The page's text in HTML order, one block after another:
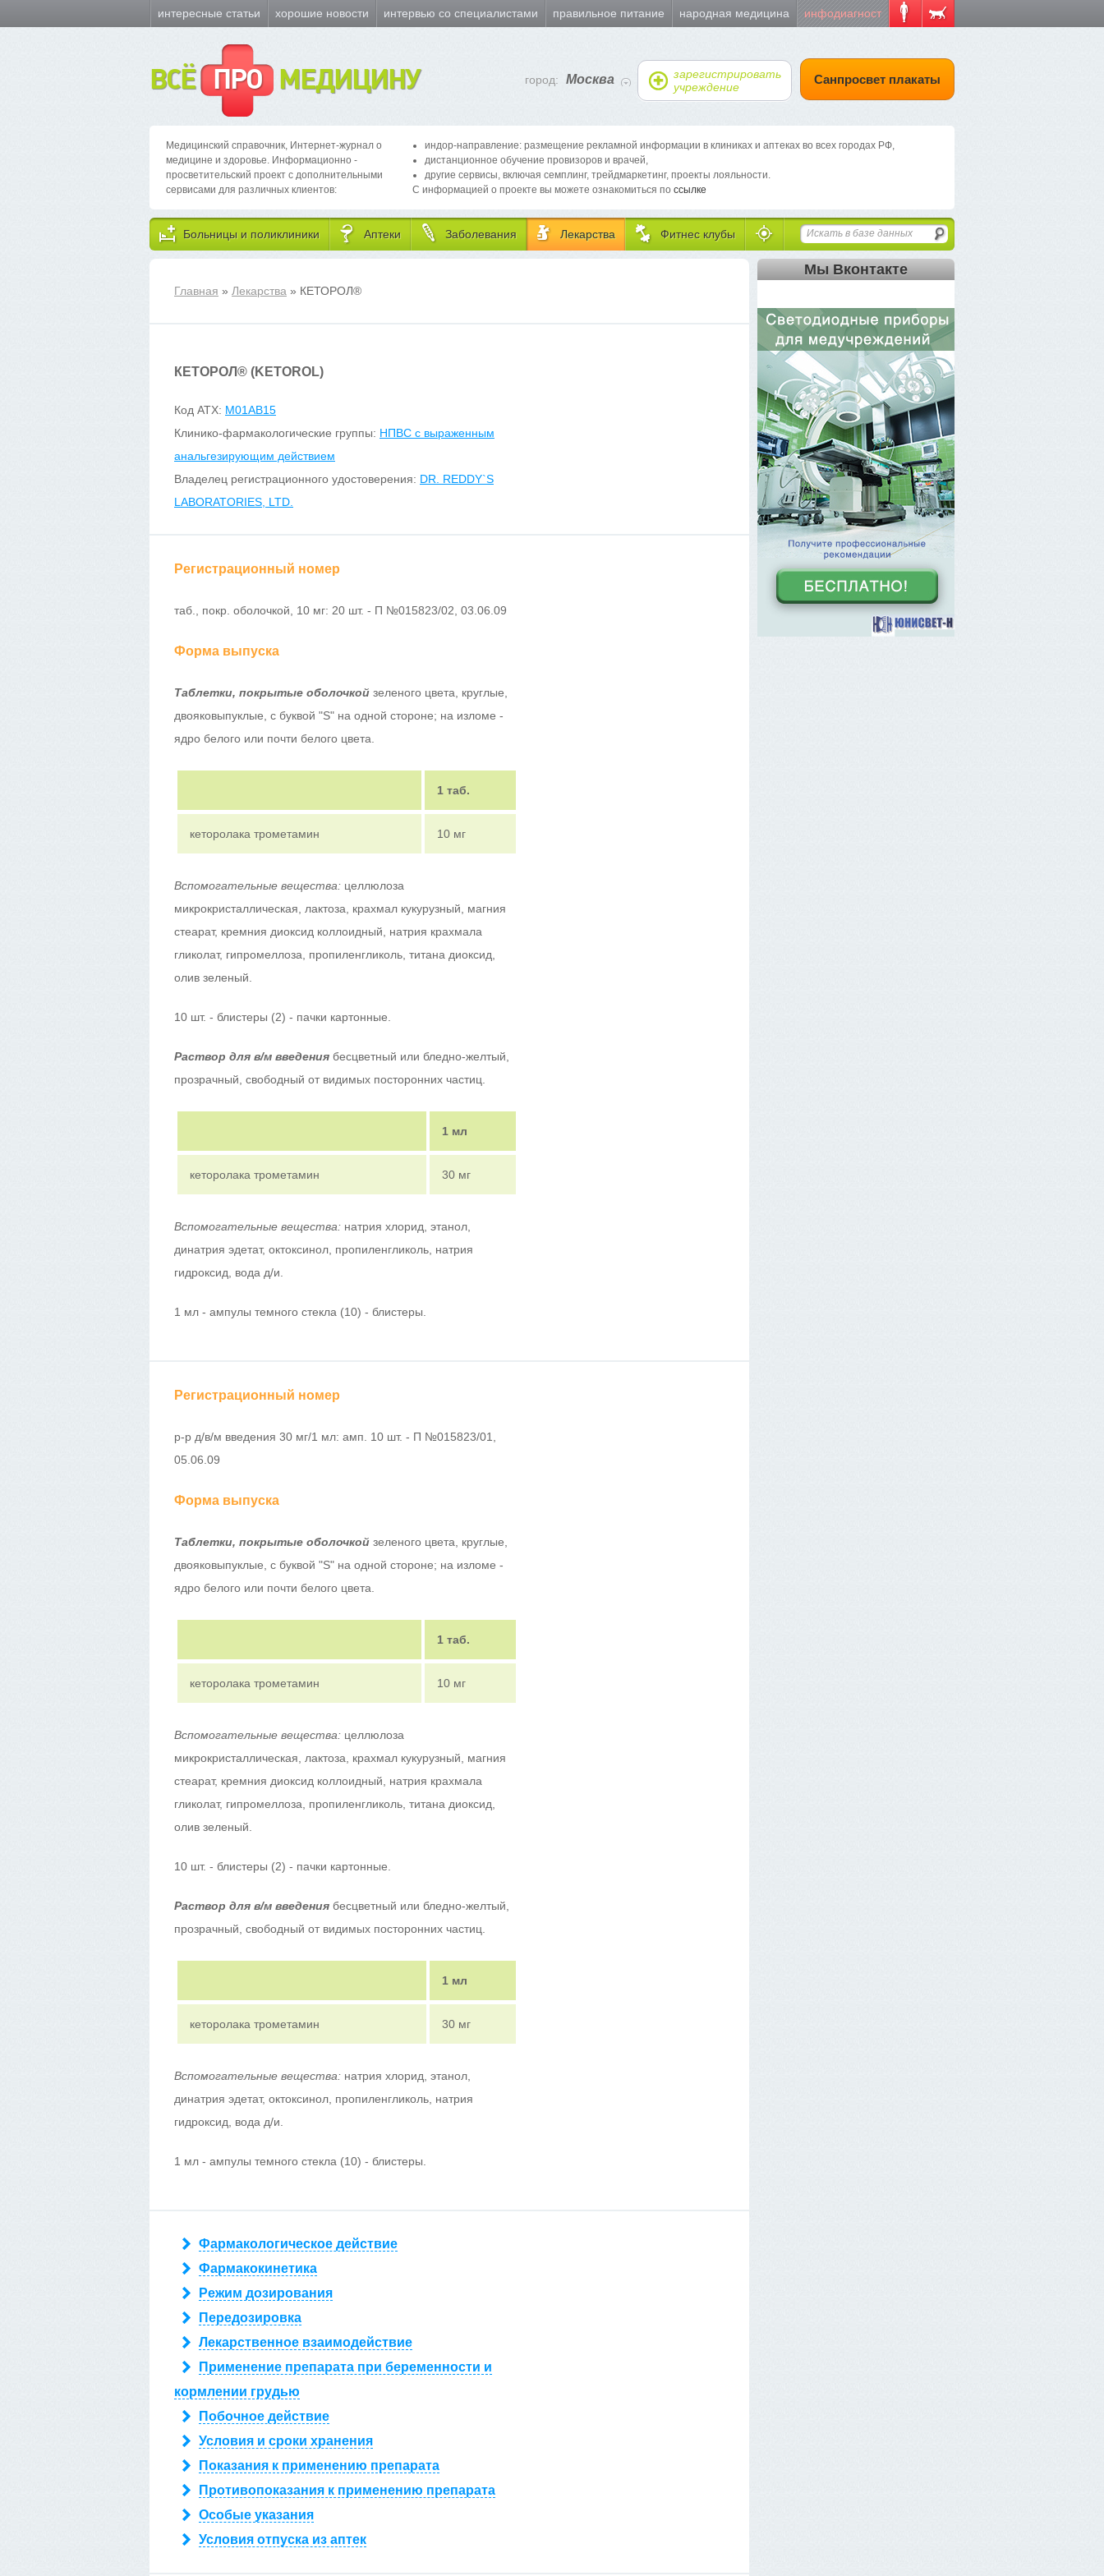
интересные статьи хорошие новости интервью со специалистами правильное питание народная медицина инфодиагност
ВСЁ ПРО МЕДИЦИНУ город: Москва
зарегистрировать
учреждение
Санпросвет плакаты
Медицинский справочник, Интернет-журнал о
медицине и здоровье. Информационно -
просветительский проект с дополнительными
сервисами для различных клиентов:
индор-направление: размещение рекламной информации в клиниках и аптеках во всех городах РФ,
дистанционное обучение провизоров и врачей,
другие сервисы, включая семплинг, трейдмаркетинг, проекты лояльности.
С информацией о проекте вы можете ознакомиться по ссылке
Больницы и поликлиники Аптеки Заболевания Лекарства Фитнес клубы
Главная » Лекарства » КЕТОРОЛ®
КЕТОРОЛ® (KETOROL)
Код ATX: M01AB15
Клинико-фармакологические группы: НПВС с выраженным
анальгезирующим действием
Владелец регистрационного удостоверения: DR. REDDY`S
LABORATORIES, LTD.
Регистрационный номер
таб., покр. оболочкой, 10 мг: 20 шт. - П №015823/02, 03.06.09
Форма выпуска
Таблетки, покрытые оболочкой зеленого цвета, круглые,
двояковыпуклые, с буквой "S" на одной стороне; на изломе -
ядро белого или почти белого цвета.
1 таб.
кеторолака трометамин 10 мг
Вспомогательные вещества: целлюлоза
микрокристаллическая, лактоза, крахмал кукурузный, магния
стеарат, кремния диоксид коллоидный, натрия крахмала
гликолат, гипромеллоза, пропиленгликоль, титана диоксид,
олив зеленый.
10 шт. - блистеры (2) - пачки картонные.
Раствор для в/м введения бесцветный или бледно-желтый,
прозрачный, свободный от видимых посторонних частиц.
1 мл
кеторолака трометамин 30 мг
Вспомогательные вещества: натрия хлорид, этанол,
динатрия эдетат, октоксинол, пропиленгликоль, натрия
гидроксид, вода д/и.
1 мл - ампулы темного стекла (10) - блистеры.
Регистрационный номер
р-р д/в/м введения 30 мг/1 мл: амп. 10 шт. - П №015823/01,
05.06.09
Форма выпуска
Таблетки, покрытые оболочкой зеленого цвета, круглые,
двояковыпуклые, с буквой "S" на одной стороне; на изломе -
ядро белого или почти белого цвета.
1 таб.
кеторолака трометамин 10 мг
Вспомогательные вещества: целлюлоза
микрокристаллическая, лактоза, крахмал кукурузный, магния
стеарат, кремния диоксид коллоидный, натрия крахмала
гликолат, гипромеллоза, пропиленгликоль, титана диоксид,
олив зеленый.
10 шт. - блистеры (2) - пачки картонные.
Раствор для в/м введения бесцветный или бледно-желтый,
прозрачный, свободный от видимых посторонних частиц.
1 мл
кеторолака трометамин 30 мг
Вспомогательные вещества: натрия хлорид, этанол,
динатрия эдетат, октоксинол, пропиленгликоль, натрия
гидроксид, вода д/и.
1 мл - ампулы темного стекла (10) - блистеры.
Фармакологическое действие
Фармакокинетика
Режим дозирования
Передозировка
Лекарственное взаимодействие
Применение препарата при беременности и
кормлении грудью
Побочное действие
Условия и сроки хранения
Показания к применению препарата
Противопоказания к применению препарата
Особые указания
Условия отпуска из аптек
Мы Вконтакте